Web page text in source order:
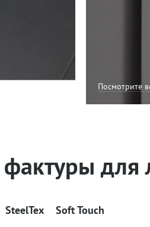
Посмотрите
для
SteelTex Soft Touch